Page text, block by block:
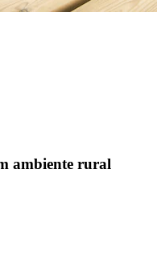
ambiente rural